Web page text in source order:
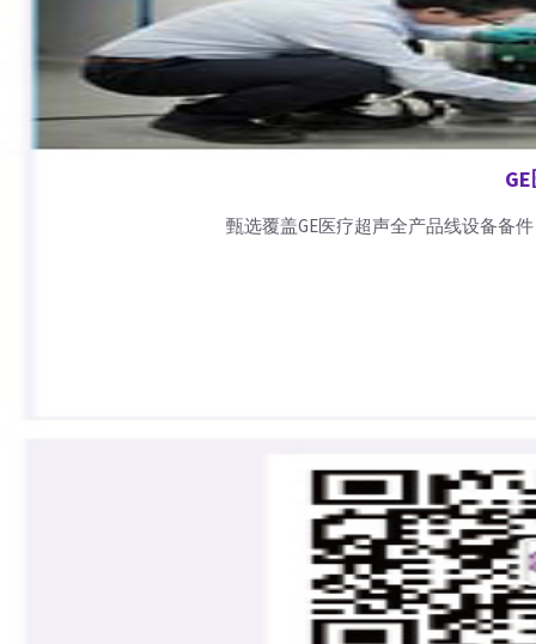
甄选覆盖GE医疗超声全产品线设备备